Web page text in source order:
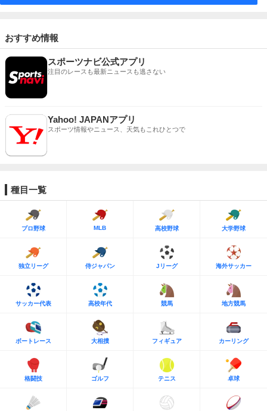
おすすめ情報
スポーツナビ公式アプリ
注目のレースも最新ニュースも逃さない
Yahoo! JAPANアプリ
スポーツ情報やニュース、天気もこれひとつで
種目一覧
プロ野球 MLB 高校野球 大学野球
独立リーグ 侍ジャパン Jリーグ 海外サッカー
サッカー代表 高校年代 競馬 地方競馬
ボートレース 大相撲 フィギュア カーリング
格闘技 ゴルフ テニス 卓球